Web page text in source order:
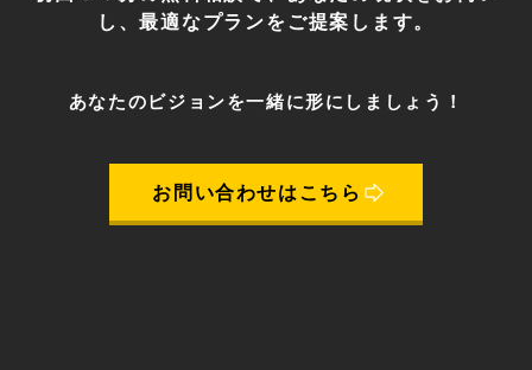
し、最適なプランをご提案します。
あなたのビジョンを一緒に形にしましょう！
お問い合わせはこちら